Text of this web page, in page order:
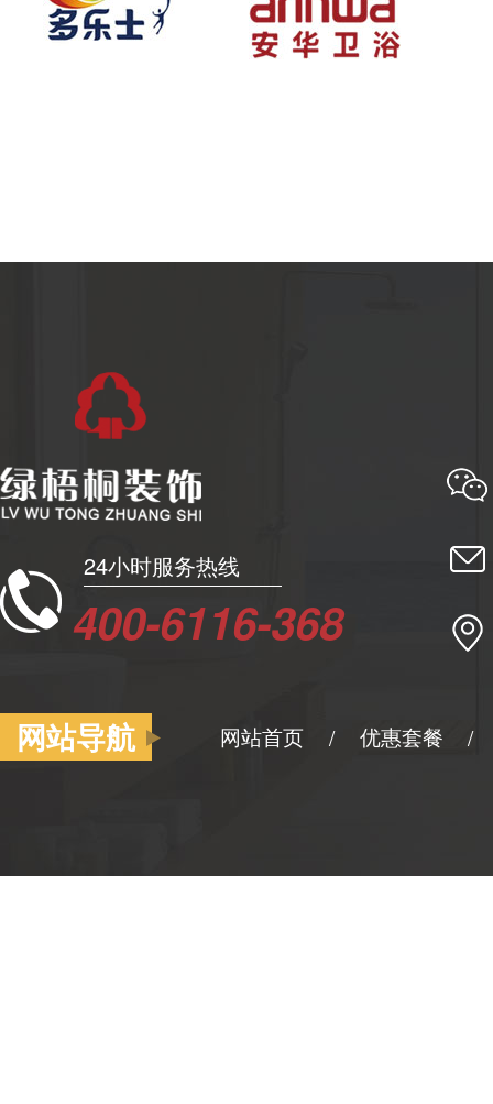
24小时服务热线
400-6116-368
网站导航 网站首页 / 优惠套餐 /